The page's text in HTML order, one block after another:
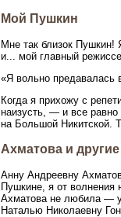
Мой Пушкин
Мне так близок
и... мой главный
«Я вольно предавалась
Когда я прихожу с
наизусть, — и все
на Большой Никитской.
Ахматова и другие
Анну Андреевну
Пушкине, я от волнения
Ахматова не любила —
Наталью Николаевну